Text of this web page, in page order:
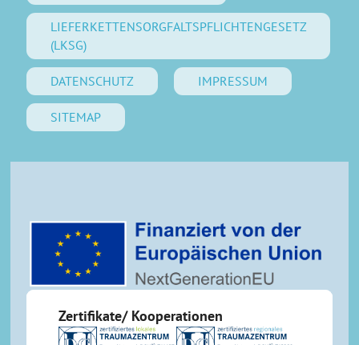
LIEFERKETTENSORGFALTSPFLICHTENGESETZ
(LKSG)
DATENSCHUTZ IMPRESSUM
SITEMAP
Zertifikate/ Kooperationen